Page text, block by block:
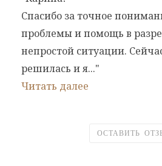
Спасибо за точное
проблемы и помощь в
непростой ситуации.
решилась и я..."
Читать далее
ОСТАВИТЬ